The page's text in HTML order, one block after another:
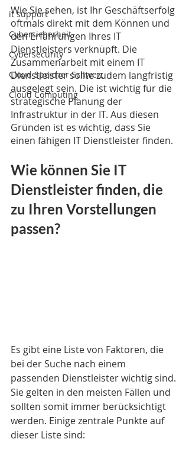
it support
Cybersicherheit
Cybersecurity
Cloud Speicher Schweiz
Cloud Computing
Wie Sie sehen, ist Ihr Geschäftserfolg
oftmals direkt mit dem Können und
den Erfahrungen Ihres IT
Dienstleisters verknüpft. Die
Zusammenarbeit mit einem IT
Dienstleister sollte zudem langfristig
ausgelegt sein. Die ist wichtig für die
strategische Planung der
Infrastruktur in der IT. Aus diesen
Gründen ist es wichtig, dass Sie
einen fähigen IT Dienstleister finden.
Wie können Sie IT
Dienstleister finden, die
zu Ihren Vorstellungen
passen?
Es gibt eine Liste von Faktoren, die
bei der Suche nach einem
passenden Dienstleister wichtig sind.
Sie gelten in den meisten Fällen und
sollten somit immer berücksichtigt
werden. Einige zentrale Punkte auf
dieser Liste sind: